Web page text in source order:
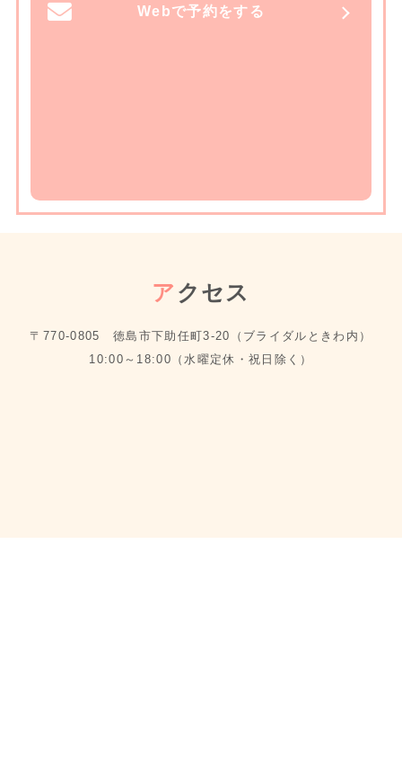
Webで予約をする
ア クセス
〒770-0805 徳島市下助任町3-20（ブライダルときわ内）
10:00～18:00（水曜定休・祝日除く）